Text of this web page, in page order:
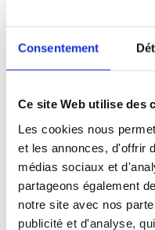
Consentement
Ce site Web utilise des
Les cookies nous
et les annonces, d'offrir
médias sociaux et
partageons également
notre site avec nos
publicité et d'analyse,
moyens de réaliser
d’intervenir dans des
des organismes à
apporte son aide en
les moyens à des
tient à cœur.
Depuis de
Samusocial de Paris